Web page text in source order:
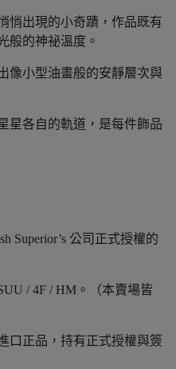
悄出現的小奇蹟，作品既有
般的神祕溫度。
像小型油畫般的安靜層次與
星各自的軌道，是每件飾品
Superior’s 公司正式授權的
/ 4F / HM。（本賣場皆
口正品，持有正式授權與簽